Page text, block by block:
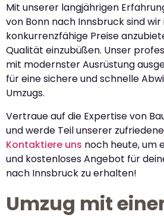
Mit unserer langjährigen
von Bonn nach Innsbruck sind wir
konkurrenzfähige Preise
Qualität einzubüßen. Unser
mit modernster Ausrüstung
für eine sichere und schnelle
Umzugs.
Vertraue auf die Expertise von
und werde Teil unserer
Kontaktiere uns noch heute, um
und kostenloses Angebot für
nach Innsbruck zu erhalten!
Umzug mit